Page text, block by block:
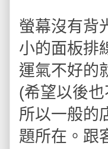
螢幕沒有背
小的面板排
運氣不好的
(希望以後
所以一般的
題所在。跟